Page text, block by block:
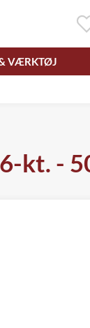
VÆRKTØJ
kt. -